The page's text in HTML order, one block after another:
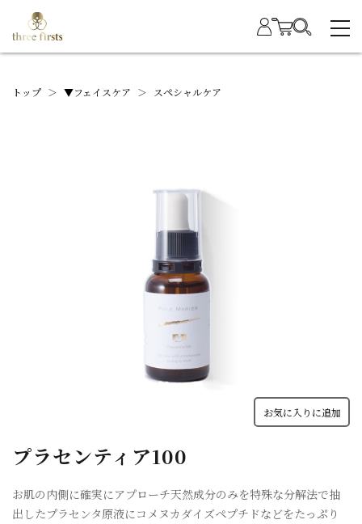
トップ ＞ ▼フェイスケア ＞ スペシャルケア
お気に入りに追加
プラセンティア100
お肌の内側に確実にアプローチ天然成分のみを特殊な分解法で抽
出したプラセンタ原液にコメヌカダイズペプチドなどをたっぷり